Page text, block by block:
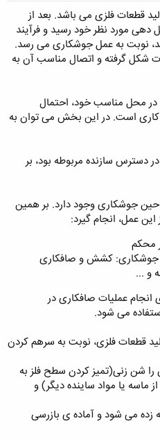
قطعات فلزی می باشد. بعد از
دهی مورد نظر خود رسید و فرآیند
نوبت به عمل جوشکاری می رسد.
گرفته و اتصال مناسب آن به
در محل مناسب خود، احتمال
است. در این بخش می توان به
دسترس سازنده مربوطه بود، بر
جوشکاری وجود دارد. بر همین
عمل، انجام گیرد:
محکم
جوشکاری: کشش و صافکاری
و ...
عملیات صافکاری در
می شود.
قطعات فلزی، نوبت به سرهم کردن
شن زنی(تمیز کردن سطح فلز به
ماسه یا مواد ساینده دیگر) و
زده می شود و آماده ی بازرسی